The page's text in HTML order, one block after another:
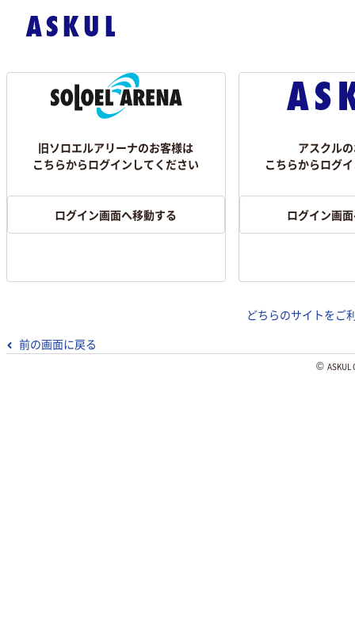
旧ソロエルアリーナのお客様は
こちらからログインしてください
ログイン画面へ移動する
アスクル
こちらからログ
ログイン画
どちらのサイトをご
前の画面に戻る
©